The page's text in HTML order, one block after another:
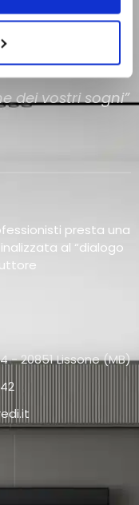
dei vostri sogni”
presta una
al “dialogo
- 20851 Lissone (MB)